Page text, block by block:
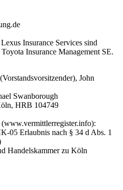
Insurance Services sind
Insurance Management SE.
John
Swanborough
HRB 104749
05 Erlaubnis nach § 34 d Abs. 1
Handelskammer zu Köln